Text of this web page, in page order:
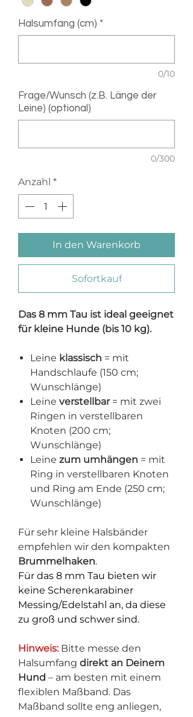
Halsumfang (cm) *
0/10
Frage/Wunsch (z.B. Länge der
Leine) (optional)
0/300
Anzahl *
In den Warenkorb
Sofortkauf
Das 8 mm Tau ist ideal geeignet
für kleine Hunde (bis 10 kg).
Leine klassisch = mit
Handschlaufe (150 cm;
Wunschlänge)
Leine verstellbar= mit zwei
Ringen in verstellbaren
Knoten (200 cm;
Wunschlänge)
Leine zum umhängen = mit
Ring in verstellbaren Knoten
und Ring am Ende (250 cm;
Wunschlänge)
Für sehr kleine Halsbänder
empfehlen wir den kompakten
Brummelhaken.
Für das 8 mm Tau bieten wir
keine Scherenkarabiner
Messing/Edelstahl an, da diese
zu groß und schwer sind.
Hinweis:Bitte messe den
Halsumfang direkt an Deinem
Hund – am besten mit einem
flexiblen Maßband. Das
Maßband sollte eng anliegen,